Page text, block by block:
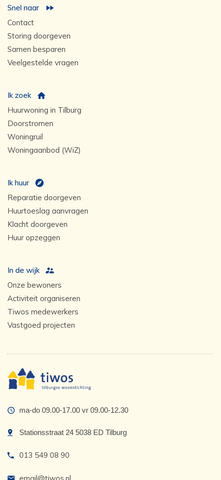
Snel naar
Contact
Storing doorgeven
Samen besparen
Veelgestelde vragen
Ik zoek
Huurwoning in Tilburg
Doorstromen
Woningruil
Woningaanbod (WiZ)
Ik huur
Reparatie doorgeven
Huurtoeslag aanvragen
Klacht doorgeven
Huur opzeggen
In de wijk
Onze bewoners
Activiteit organiseren
Tiwos medewerkers
Vastgoed projecten
ma-do 09.00-17.00 vr 09.00-12.30
Stationsstraat 24 5038 ED Tilburg
013 549 08 90